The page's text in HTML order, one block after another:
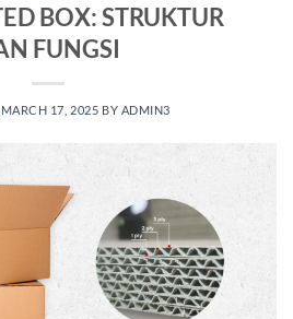
BOX: STRUKTUR
FUNGSI
MARCH 17, 2025 BY ADMIN3